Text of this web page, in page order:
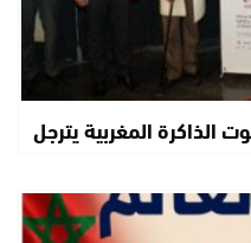
الذاكرة المغربية يترجل